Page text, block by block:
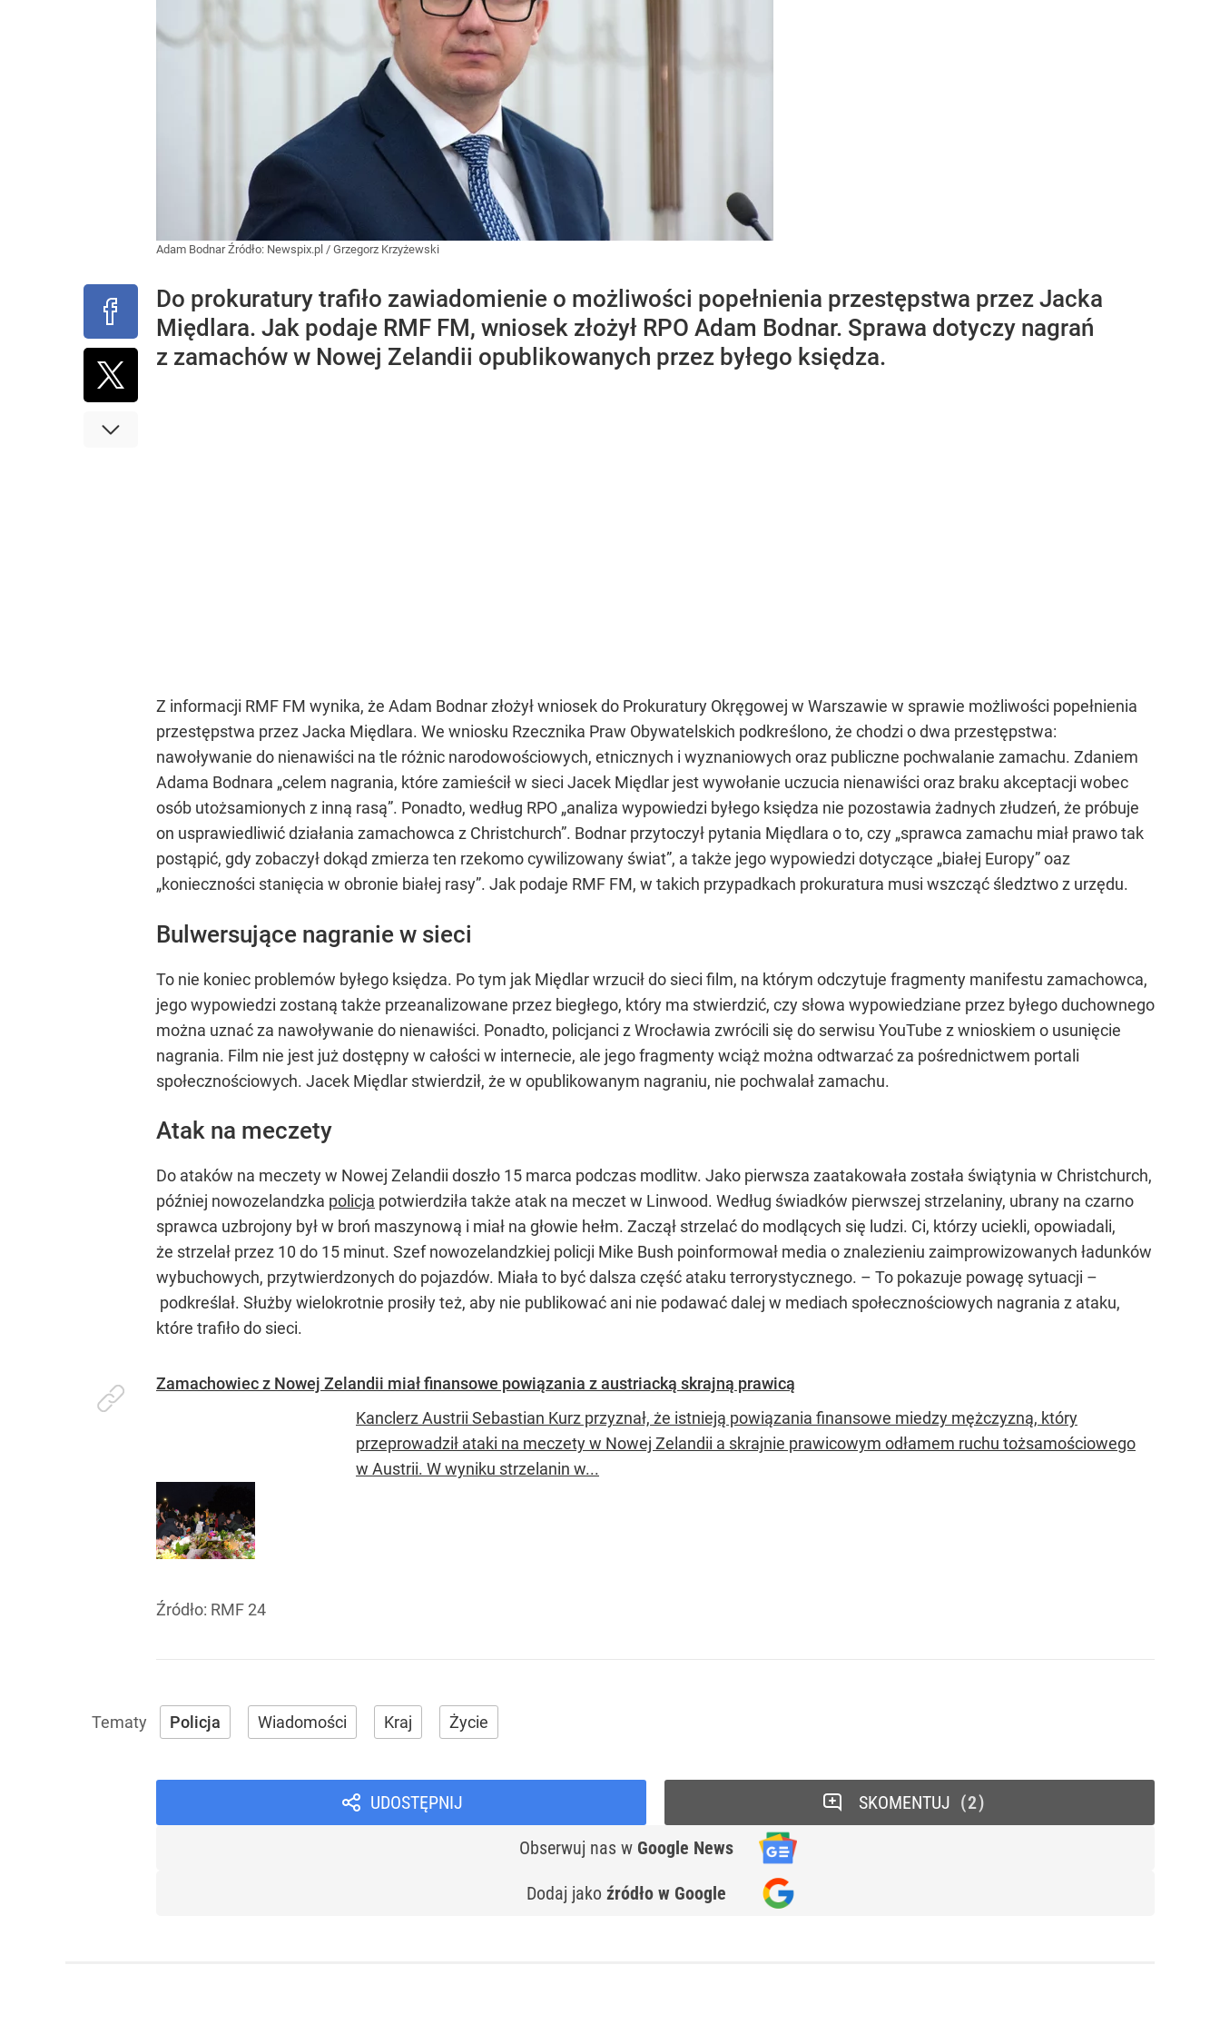
Adam BodnarŹródło: Newspix.pl / Grzegorz Krzyżewski
Do prokuratury trafiło zawiadomienie o możliwości popełnienia przestępstwa przez Jacka
Międlara. Jak podaje RMF FM, wniosek złożył RPO Adam Bodnar. Sprawa dotyczy nagrań
z zamachów w Nowej Zelandii opublikowanych przez byłego księdza.
Z informacji RMF FM wynika, że Adam Bodnar złożył wniosek do Prokuratury Okręgowej w Warszawie w sprawie możliwości popełnienia
przestępstwa przez Jacka Międlara. We wniosku Rzecznika Praw Obywatelskich podkreślono, że chodzi o dwa przestępstwa:
nawoływanie do nienawiści na tle różnic narodowościowych, etnicznych i wyznaniowych oraz publiczne pochwalanie zamachu. Zdaniem
Adama Bodnara „celem nagrania, które zamieścił w sieci Jacek Międlar jest wywołanie uczucia nienawiści oraz braku akceptacji wobec
osób utożsamionych z inną rasą”. Ponadto, według RPO „analiza wypowiedzi byłego księdza nie pozostawia żadnych złudzeń, że próbuje
on usprawiedliwić działania zamachowca z Christchurch”. Bodnar przytoczył pytania Międlara o to, czy „sprawca zamachu miał prawo tak
postąpić, gdy zobaczył dokąd zmierza ten rzekomo cywilizowany świat”, a także jego wypowiedzi dotyczące „białej Europy” oaz
„konieczności stanięcia w obronie białej rasy”. Jak podaje RMF FM, w takich przypadkach prokuratura musi wszcząć śledztwo z urzędu.
Bulwersujące nagranie w sieci
To nie koniec problemów byłego księdza. Po tym jak Międlar wrzucił do sieci film, na którym odczytuje fragmenty manifestu zamachowca,
jego wypowiedzi zostaną także przeanalizowane przez biegłego, który ma stwierdzić, czy słowa wypowiedziane przez byłego duchownego
można uznać za nawoływanie do nienawiści. Ponadto, policjanci z Wrocławia zwrócili się do serwisu YouTube z wnioskiem o usunięcie
nagrania. Film nie jest już dostępny w całości w internecie, ale jego fragmenty wciąż można odtwarzać za pośrednictwem portali
społecznościowych. Jacek Międlar stwierdził, że w opublikowanym nagraniu, nie pochwalał zamachu.
Atak na meczety
Do ataków na meczety w Nowej Zelandii doszło 15 marca podczas modlitw. Jako pierwsza zaatakowała została świątynia w Christchurch,
później nowozelandzka policja potwierdziła także atak na meczet w Linwood. Według świadków pierwszej strzelaniny, ubrany na czarno
sprawca uzbrojony był w broń maszynową i miał na głowie hełm. Zaczął strzelać do modlących się ludzi. Ci, którzy uciekli, opowiadali,
że strzelał przez 10 do 15 minut. Szef nowozelandzkiej policji Mike Bush poinformował media o znalezieniu zaimprowizowanych ładunków
wybuchowych, przytwierdzonych do pojazdów. Miała to być dalsza część ataku terrorystycznego. – To pokazuje powagę sytuacji –
podkreślał. Służby wielokrotnie prosiły też, aby nie publikować ani nie podawać dalej w mediach społecznościowych nagrania z ataku,
które trafiło do sieci.
Zamachowiec z Nowej Zelandii miał finansowe powiązania z austriacką skrajną prawicą
Kanclerz Austrii Sebastian Kurz przyznał, że istnieją powiązania finansowe miedzy mężczyzną, który
przeprowadził ataki na meczety w Nowej Zelandii a skrajnie prawicowym odłamem ruchu tożsamościowego
w Austrii. W wyniku strzelanin w...
Źródło: RMF 24
Policja Wiadomości Kraj Życie
UDOSTĘPNIJ
Obserwuj nas w Google News
Dodaj jako źródło w Google
SKOMENTUJ 2